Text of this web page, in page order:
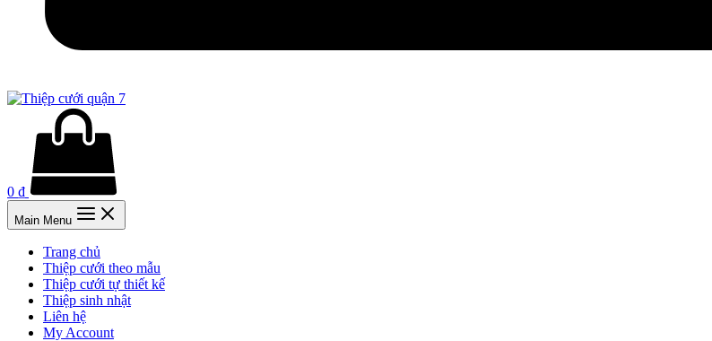
0 ₫
Main Menu
Trang chủ
Thiệp cưới theo mẫu
Thiệp cưới tự thiết kế
Thiệp sinh nhật
Liên hệ
My Account